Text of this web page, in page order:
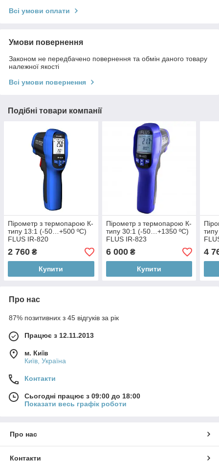
Всі умови оплати
Умови повернення
Законом не передбачено повернення та обмін даного товару
належної якості
Всі умови повернення
Подібні товари компанії
Пірометр з термопарою К-
типу 13:1 (-50…+500 ºС)
FLUS IR-820
2 760 ₴
Купити
Пірометр з термопарою К-
типу 30:1 (-50…+1350 ºС)
FLUS IR-823
6 000₴
Купити
4
Про нас
87% позитивних з 45 відгуків за рік
Працює з 12.11.2013
м. Київ
Київ, Україна
Контакти
Сьогодні працює з 09:00 до 18:00
Показати весь графік роботи
Про нас
Контакти